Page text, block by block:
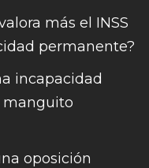
más el INSS
permanente?
incapacidad
manguito
oposición